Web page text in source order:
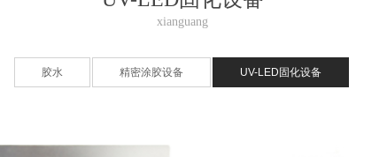
xianguang
胶水 精密涂胶设备 UV-LED固化设备